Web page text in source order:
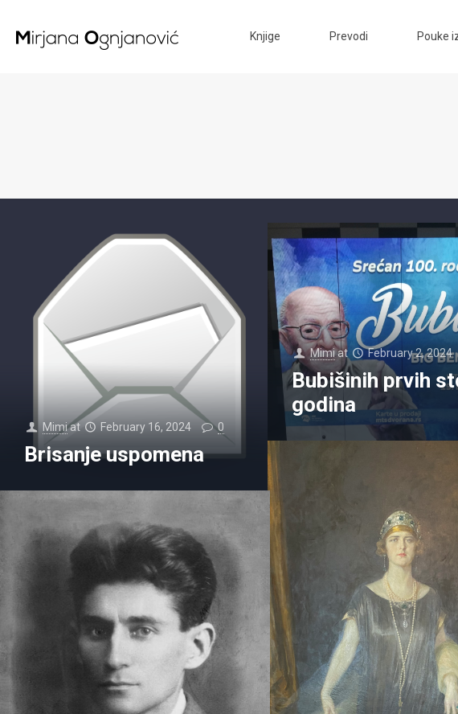
Knjige Prevodi Pouke
Mimiat February 16, 2024 0
Brisanje uspomena
Mimiat February 2, 2024
Bubišinih prvih
godina